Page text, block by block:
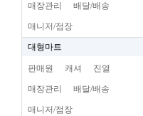
매장관리 배달/배송
매니저/점장
대형마트
판매원 캐셔 진열
매장관리 배달/배송
매니저/점장